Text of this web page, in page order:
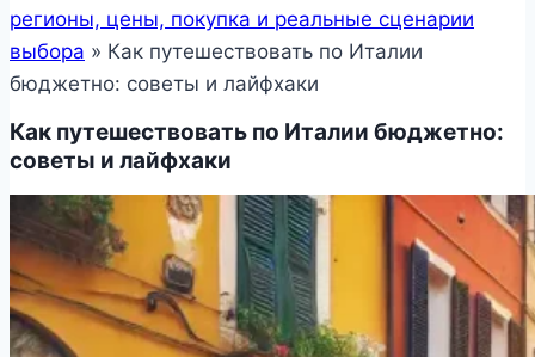
регионы, цены, покупка и реальные сценарии
выбора » Как путешествовать по Италии
бюджетно: советы и лайфхаки
Как путешествовать по Италии бюджетно:
советы и лайфхаки